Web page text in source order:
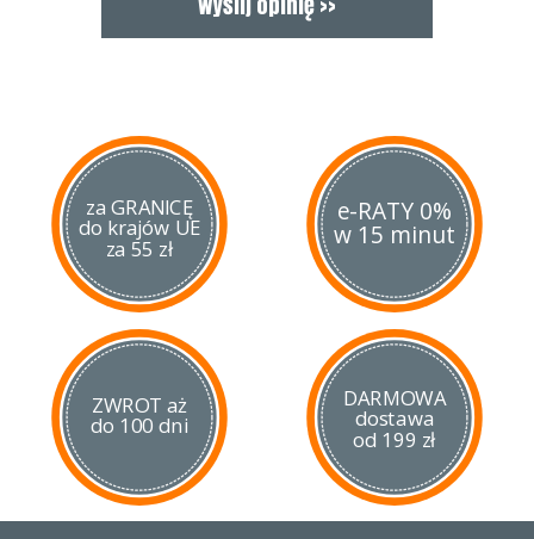
Każdy element zestawu jest osobno zapakowany.
grubość klingi 1,7 mm, waga 108 g
Nóż Szefa kuchni
długość całkowita 330 mm, długość klingi 207 mm,
grubość klingi 1,7 mm, waga 144 g
Nóż do chleba
długość całkowita 335 mm, długość klingi 214 mm,
grubość klingi 1,7 mm, waga 114 g
Nóż uniwersalny
długość całkowita 230 mm, długość klingi 125 mm,
grubość klingi 1,0 mm, waga 42 g
Nóż do warzyw
długość całkowita 210 mm, długość klingi 105 mm, grubość
klingi 1,0 mm, waga 41 g
Atrakcyjna cena zestawu sprawia, że jest to ciekawy pomysł
na prezent.
za GRANICĘ
do krajów UE
za 55 zł
e-RATY 0%
w 15 minut
ZWROT aż
do 100 dni
DARMOWA
dostawa
od 199 zł